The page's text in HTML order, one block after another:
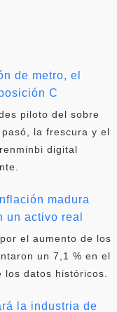
de metro, el
C
piloto del sobre
la frescura y el
digital
madura
un activo real
el aumento de los
un 7,1 % en el
datos históricos.
la industria de